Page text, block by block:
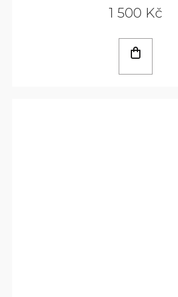
1 500 Kč